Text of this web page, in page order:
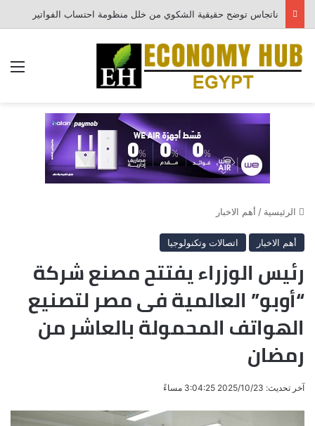
ناتجاس توضح حقيقية الشكوي من خلل منظومة احتساب الفواتير
الرئيسية / أهم الاخبار
أهم الاخبار اتصالات وتكنولوجيا
رئيس الوزراء يفتتح مصنع شركة
“أوبو” العالمية فى مصر لتصنيع
الهواتف المحمولة بالعاشر من
رمضان
آخر تحديث: 2025/10/23 3:04:25 مساءً